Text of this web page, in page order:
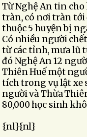
Từ Nghệ An tin cho
tràn, có nơi tràn tới
thuộc 5 huyện bị
Có nhiều người
từ các tỉnh, mưa lũ
đó Nghệ An 12
Thiên Huế một
tích trong vụ lật xe
người và Thừa
80,000 học sinh
{nl}{nl}